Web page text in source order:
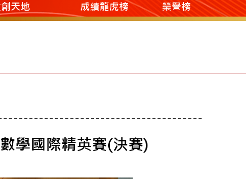
創天地 成績龍虎榜 榮譽榜
學國際精英賽(決賽)